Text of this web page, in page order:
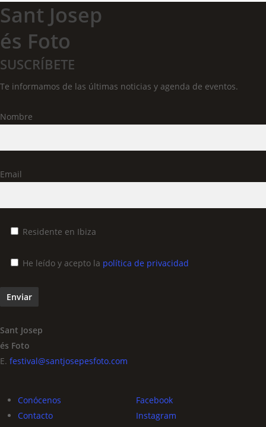
Sant Josep
és Foto
SUSCRÍBETE
Te informamos de las últimas noticias y agenda de eventos.
Nombre
Email
Residente en Ibiza
He leído y acepto la política de privacidad
Sant Josep
és Foto
E.festival@santjosepesfoto.com
Conócenos
Contacto
Facebook
Instagram